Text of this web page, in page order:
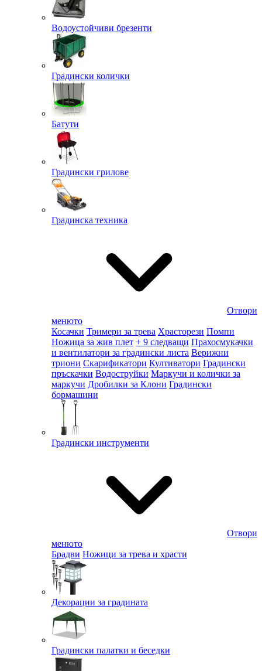
Водоустойчиви брезенти
Градински колички
Батути
Градински грилове
Градинска техника
Отвори
менюто
Косачки Тримери за трева Храсторези Помпи
Ножица за жив плет + 9 следващи Прахосмукачки
и вентилатори за градински листа Верижни
триони Скарификатори Култиватори Градински
пръскачки Водоструйки Маркучи и колички за
маркучи Дробилки за Клони Градински
бормашини
Градински инструменти
Отвори
менюто
Брадви Ножици за трева и храсти
Декорации за градината
Градински палатки и беседки